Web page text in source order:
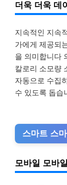
더욱 더욱 데
지속적인 지속
가에게 제공되
을 의미합니다
칼로리 소모량
자동으로 수집
수 있도록 돕습
스마트 스
모바일 모바